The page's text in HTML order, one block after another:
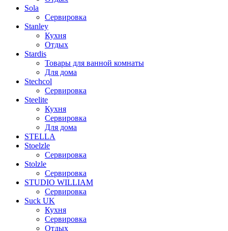
Sola
Сервировка
Stanley
Кухня
Отдых
Stardis
Товары для ванной комнаты
Для дома
Stechcol
Сервировка
Steelite
Кухня
Сервировка
Для дома
STELLA
Stoelzle
Сервировка
Stolzle
Сервировка
STUDIO WILLIAM
Сервировка
Suck UK
Кухня
Сервировка
Отдых